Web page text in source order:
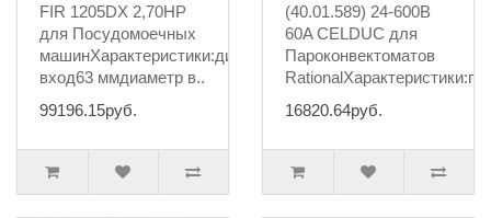
FIR 1205DX 2,70HP
для Посудомоечных
машинХарактеристики:диаметр
вход63 ммдиаметр в..
99196.15руб.
(40.01.589) 24-600B
60A CELDUC для
Пароконвектоматов
16820.64руб.